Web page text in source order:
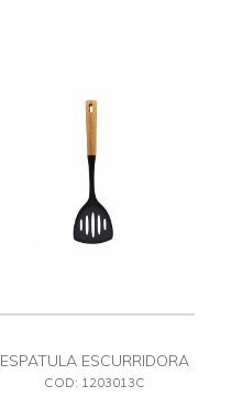
ESPATULA ESCURRIDORA
COD: 1203013C